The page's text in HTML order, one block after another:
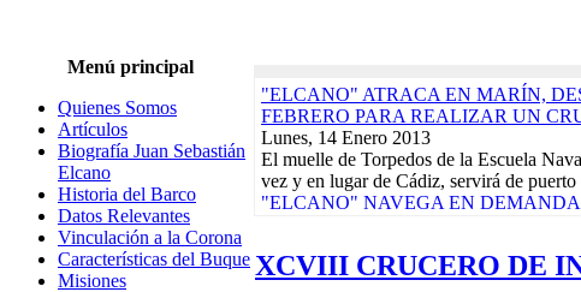
Menú principal
Quienes Somos
Artículos
Biografía Juan Sebastián
Elcano
Historia del Barco
Datos Relevantes
Vinculación a la Corona
Características del Buque
Misiones
"ELCANO" ATRACA EN MARÍN,
FEBRERO PARA REALIZAR UN
Lunes, 14 Enero 2013
El muelle de Torpedos de la Escuela
vez y en lugar de Cádiz, servirá de puerto
"ELCANO" NAVEGA EN
El buque-escuela de la Armada
XCVIII CRUCERO DE